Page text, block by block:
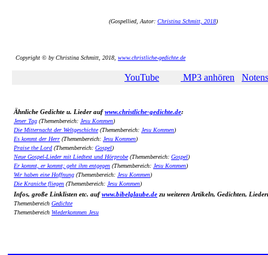
(Gospellied, Autor: Christina Schmitt, 2018)
Copyright © by Christina Schmitt, 2018, www.christliche-gedichte.de
YouTube MP3 anhören
Ähnliche Gedichte u. Lieder aufwww.christliche-gedichte.de:
Jener Tag (Themenbereich: Jesu Kommen)
Die Mitternacht der Weltgeschichte(Themenbereich: Jesu Kommen)
Es kommt der Herr (Themenbereich: Jesu Kommen)
Praise the Lord (Themenbereich: Gospel)
Neue Gospel-Lieder mit Liedtext und Hörprobe(Themenbereich: Gospel)
Er kommt, er kommt; geht ihm entgegen (Themenbereich: Jesu Kommen)
Wir haben eine Hoffnung (Themenbereich: Jesu Kommen)
Die Kraniche fliegen (Themenbereich: Jesu Kommen)
Infos, große Linklisten etc. aufwww.bibelglaube.de zu weiteren Artikeln, Gedichten,
Themenbereich Gedichte
Themenbereich Wiederkommen Jesu